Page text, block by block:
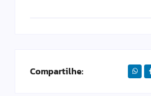
Compartilhe: